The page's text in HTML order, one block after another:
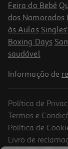
6,99 €/Kg
Feira do Bebé
dos Namorados
às Aulas
Boxing Days
saudável
Informação de
Política de
Termos e
Política de
Livro de